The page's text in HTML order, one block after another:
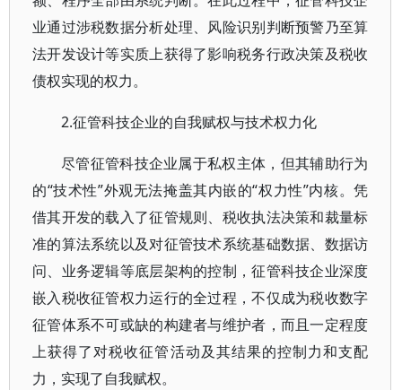
业通过涉税数据分析处理、风险识别判断预警乃至算
法开发设计等实质上获得了影响税务行政决策及税收
债权实现的权力。
2.征管科技企业的自我赋权与技术权力化
尽管征管科技企业属于私权主体，但其辅助行为
的“技术性”外观无法掩盖其内嵌的“权力性”内核。凭
借其开发的载入了征管规则、税收执法决策和裁量标
准的算法系统以及对征管技术系统基础数据、数据访
问、业务逻辑等底层架构的控制，征管科技企业深度
嵌入税收征管权力运行的全过程，不仅成为税收数字
征管体系不可或缺的构建者与维护者，而且一定程度
上获得了对税收征管活动及其结果的控制力和支配
力，实现了自我赋权。